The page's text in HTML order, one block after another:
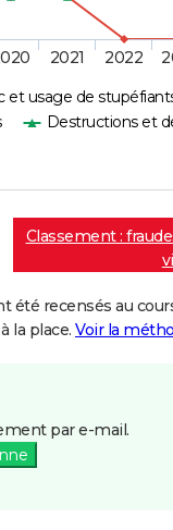
et usage de
Destructions et
2021 2022
Classement :
été recensés au
la place. Voir la
par e-mail.